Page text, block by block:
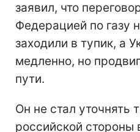
заявил, что
Федерацией по газу
заходили в тупик, а
медленно, но
пути.
Он не стал уточнять
российской стороны